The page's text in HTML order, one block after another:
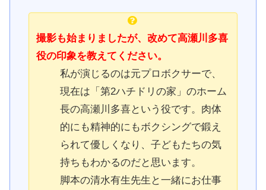
撮影も始まりましたが、改めて高瀬川多喜
役の印象を教えてください。
私が演じるのは元プロボクサーで、
現在は「第2ハチドリの家」のホーム
長の高瀬川多喜という役です。肉体
的にも精神的にもボクシングで鍛え
られて優しくなり、子どもたちの気
持ちもわかるのだと思います。
脚本の清水有生先生と一緒にお仕事